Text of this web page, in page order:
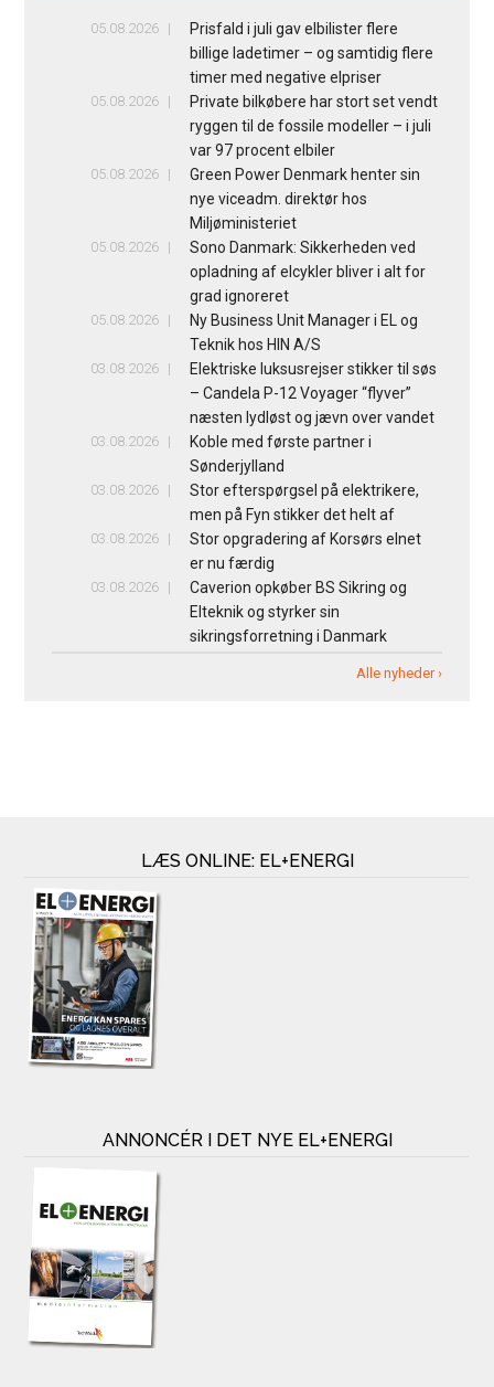
05.08.2026
Prisfald i juli gav elbilister flere
billige ladetimer – og samtidig flere
timer med negative elpriser
05.08.2026
Private bilkøbere har stort set vendt
ryggen til de fossile modeller – i juli
var 97 procent elbiler
05.08.2026
Green Power Denmark henter sin
nye viceadm. direktør hos
Miljøministeriet
05.08.2026
Sono Danmark: Sikkerheden ved
opladning af elcykler bliver i alt for
grad ignoreret
05.08.2026
Ny Business Unit Manager i EL og
Teknik hos HIN A/S
03.08.2026
Elektriske luksusrejser stikker til søs
– Candela P-12 Voyager “flyver”
næsten lydløst og jævn over vandet
03.08.2026
Koble med første partner i
Sønderjylland
03.08.2026
Stor efterspørgsel på elektrikere,
men på Fyn stikker det helt af
03.08.2026
Stor opgradering af Korsørs elnet
er nu færdig
03.08.2026
Caverion opkøber BS Sikring og
Elteknik og styrker sin
sikringsforretning i Danmark
Alle nyheder ›
LÆS ONLINE: EL+ENERGI
ANNONCÉR I DET NYE EL+ENERGI